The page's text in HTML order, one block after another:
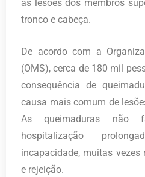
as lesões dos membros
tronco e cabeça.
De acordo com a
(OMS), cerca de 180 mil
consequência de
causa mais comum de
As queimaduras não
hospitalização
incapacidade, muitas
e rejeição.